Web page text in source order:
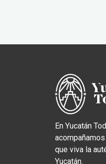
En Yucatán
que viva la
Yucatán.